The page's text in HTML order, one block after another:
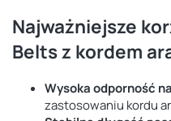
Najważniejsze
Belts z kordem
Wysoka odporność
zastosowaniu kordu